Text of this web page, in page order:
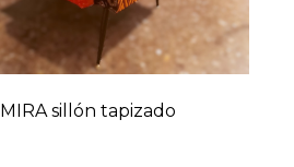
MIRA sillón tapizado